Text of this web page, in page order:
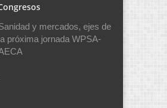
y mercados, ejes de
la próxima jornada WPSA-